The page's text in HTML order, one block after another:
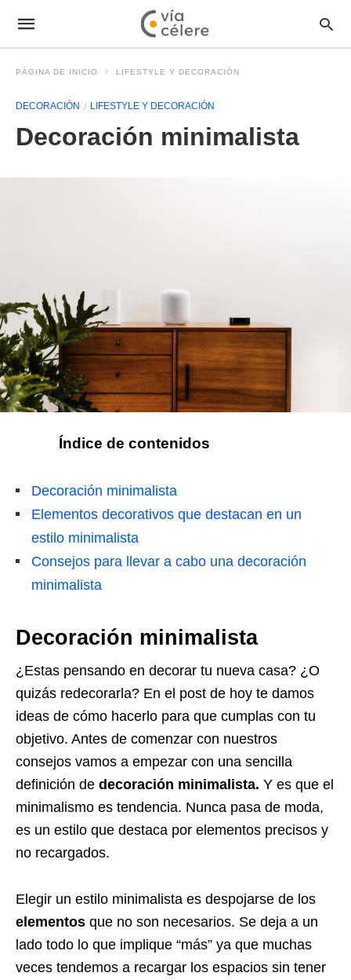
PÁGINA DE INICIO LIFESTYLE Y DECORACIÓN
DECORACIÓN LIFESTYLE Y DECORACIÓN
Decoración minimalista
Índice de contenidos
Decoración minimalista
Elementos decorativos que destacan en un
estilo minimalista
Consejos para llevar a cabo una decoración
minimalista
Decoración minimalista
¿Estas pensando en decorar tu nueva casa? ¿O
quizás redecorarla? En el post de hoy te damos
ideas de cómo hacerlo para que cumplas con tu
objetivo. Antes de comenzar con nuestros
consejos vamos a empezar con una sencilla
definición de decoración minimalista. Y es que el
minimalismo es tendencia. Nunca pasa de moda,
es un estilo que destaca por elementos precisos y
no recargados.
Elegir un estilo minimalista es despojarse de los
elementos que no son necesarios. Se deja a un
lado todo lo que implique “más” ya que muchas
veces tendemos a recargar los espacios sin tener